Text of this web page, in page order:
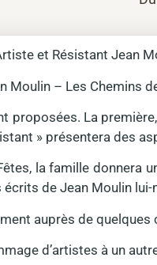
et Résistant Jean
Moulin – Les Chemins
proposées. La
» présentera des
la famille donnera
de Jean Moulin
auprès de quelques
d’artistes à un